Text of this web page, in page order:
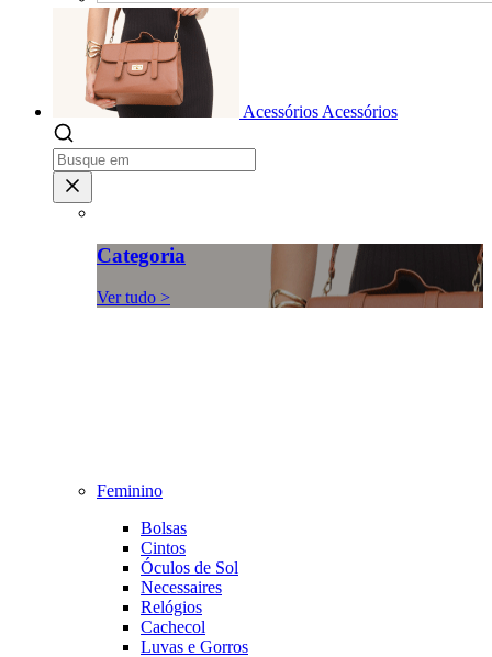
Acessórios Acessórios
Categoria
Ver tudo >
Feminino
Bolsas
Cintos
Óculos de Sol
Necessaires
Relógios
Cachecol
Luvas e Gorros